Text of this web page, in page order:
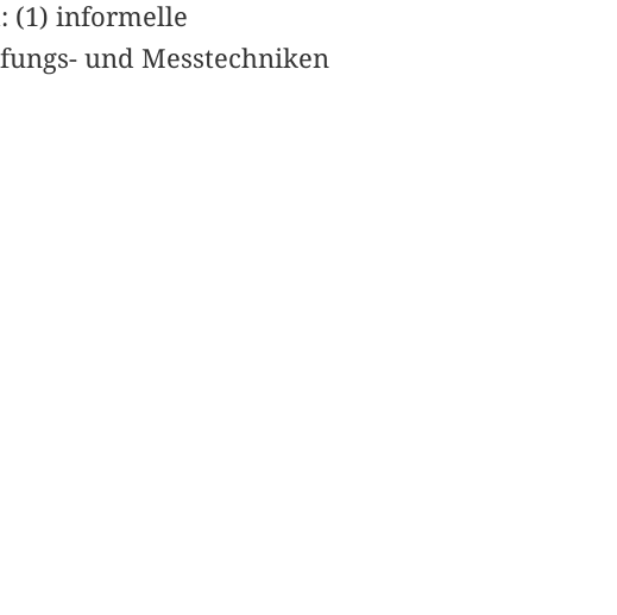
(1) informelle
und Messtechniken